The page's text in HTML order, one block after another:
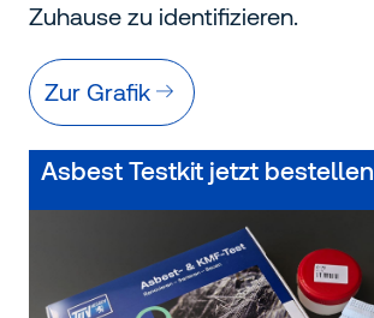
Zuhause zu identifizieren.
Zur Grafik
Asbest Testkit jetzt bestellen